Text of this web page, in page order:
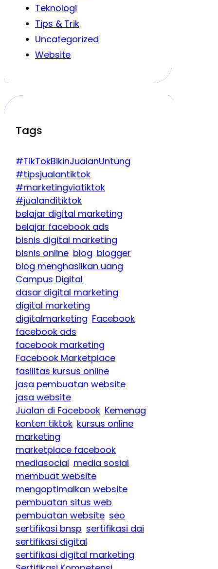
Teknologi
Tips & Trik
Uncategorized
Website
Tags
#TikTokBikinJualanUntung
#tipsjualantiktok
#marketingviatiktok
#jualanditiktok
belajar digital marketing
belajar facebook ads
bisnis digital marketing
bisnis online blog blogger
blog menghasilkan uang
Campus Digital
dasar digital marketing
digital marketing
digitalmarketing Facebook
facebook ads
facebook marketing
Facebook Marketplace
fasilitas kursus online
jasa pembuatan website
jasa website
Jualan di Facebook Kemenag
konten tiktok kursus online
marketing
marketplace facebook
mediasocial media sosial
membuat website
mengoptimalkan website
pembuatan situs web
pembuatan website seo
sertifikasi bnsp sertifikasi dai
sertifikasi digital
sertifikasi digital marketing